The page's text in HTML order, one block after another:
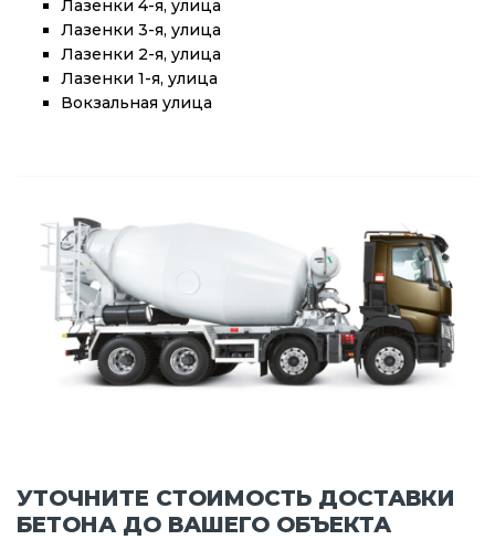
Лазенки 4-я, улица
Лазенки 3-я, улица
Лазенки 2-я, улица
Лазенки 1-я, улица
Вокзальная улица
УТОЧНИТЕ СТОИМОСТЬ ДОСТАВКИ
БЕТОНА ДО ВАШЕГО ОБЪЕКТА